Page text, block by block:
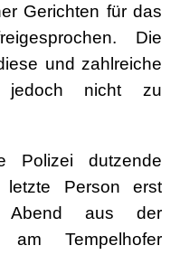
Gerichten für das
Die
und zahlreiche
jedoch nicht zu
Polizei dutzende
Person erst
aus der
am Tempelhofer